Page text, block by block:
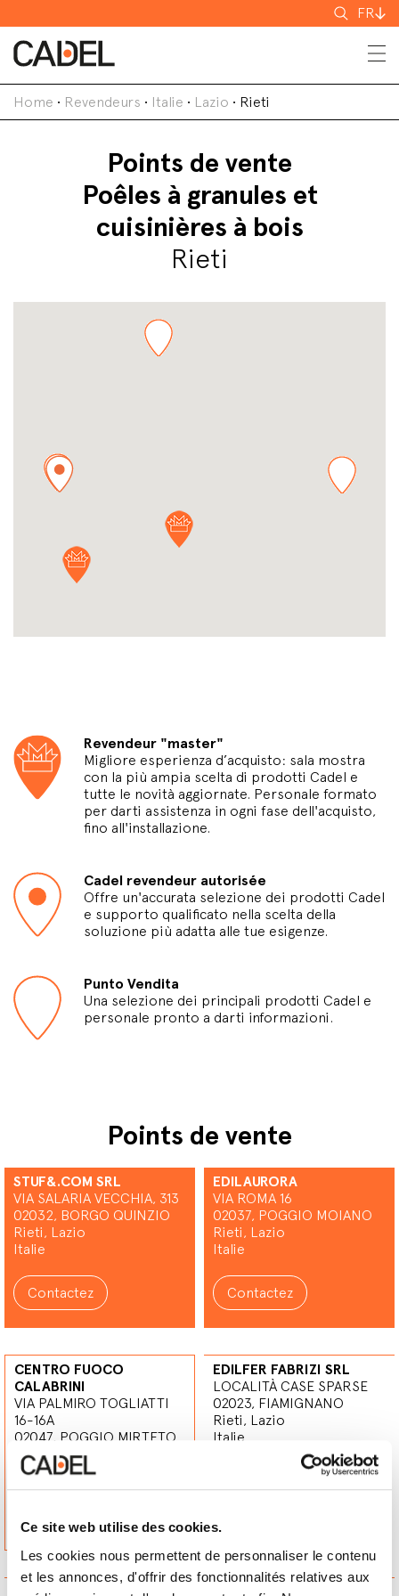
Ce site web utilise des cookies.
Les cookies nous permettent de personnaliser le contenu
et les annonces, d'offrir des fonctionnalités relatives aux
FR
Home • Revendeurs • Italie • Lazio • Rieti
Points de vente
Poêles à granules et
cuisinières à bois
Rieti
Revendeur "master"
Migliore esperienza d’acquisto: sala mostra
con la più ampia scelta di prodotti Cadel e
tutte le novità aggiornate. Personale formato
per darti assistenza in ogni fase dell'acquisto,
fino all'installazione.
Cadel revendeur autorisée
Offre un'accurata selezione dei prodotti Cadel
e supporto qualificato nella scelta della
soluzione più adatta alle tue esigenze.
Punto Vendita
Una selezione dei principali prodotti Cadel e
personale pronto a darti informazioni.
Points de vente
STUF&.COM SRL
VIA SALARIA VECCHIA, 313
02032, BORGO QUINZIO
Rieti, Lazio
Italie
Contactez
EDILFER FABRIZI SRL
LOCALITÀ CASE SPARSE
02023, FIAMIGNANO
Rieti, Lazio
Italie
TOSTI CORRADO SRL H2O TERMOIDRAULICA DI
CENTRO FUOCO
CALABRINI
VIA PALMIRO TOGLIATTI
16-16A
02047, POGGIO MIRTETO
Rieti, Lazio
Italie
EDILAURORA
VIA ROMA 16
02037, POGGIO MOIANO
Rieti, Lazio
Italie
Contactez